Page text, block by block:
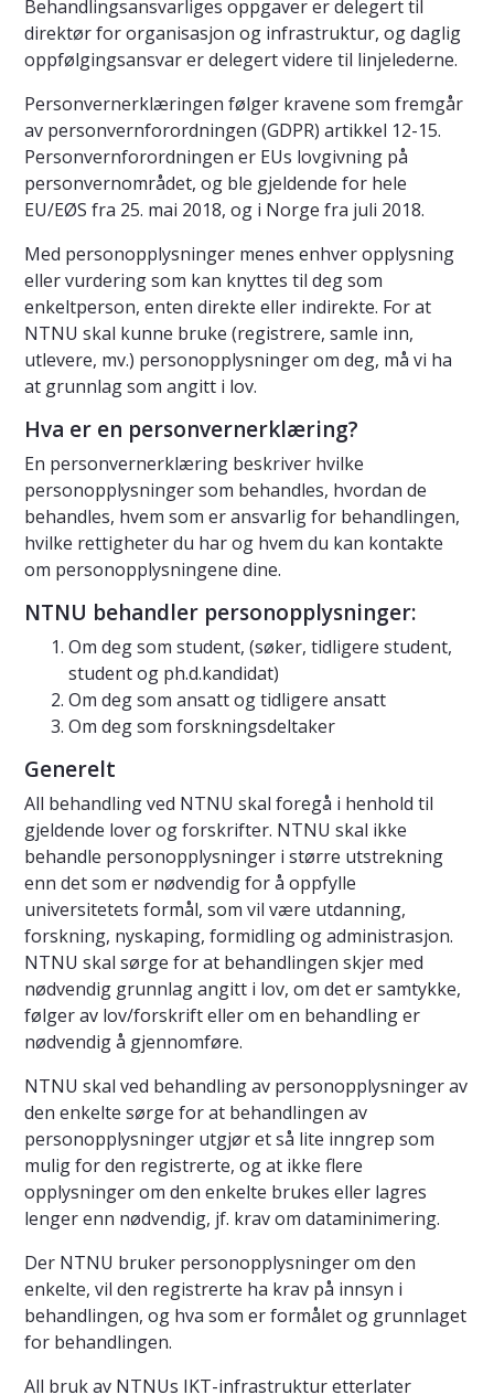
Behandlingsansvarliges oppgaver er delegert til
direktør for organisasjon og infrastruktur, og daglig
oppfølgingsansvar er delegert videre til linjelederne.
Personvernerklæringen følger kravene som fremgår
av personvernforordningen (GDPR) artikkel 12-15.
Personvernforordningen er EUs lovgivning på
personvernområdet, og ble gjeldende for hele
EU/EØS fra 25. mai 2018, og i Norge fra juli 2018.
Med personopplysninger menes enhver opplysning
eller vurdering som kan knyttes til deg som
enkeltperson, enten direkte eller indirekte. For at
NTNU skal kunne bruke (registrere, samle inn,
utlevere, mv.) personopplysninger om deg, må vi ha
at grunnlag som angitt i lov.
Hva er en personvernerklæring?
En personvernerklæring beskriver hvilke
personopplysninger som behandles, hvordan de
behandles, hvem som er ansvarlig for behandlingen,
hvilke rettigheter du har og hvem du kan kontakte
om personopplysningene dine.
NTNU behandler personopplysninger:
Om deg som student, (søker, tidligere student,
student og ph.d.kandidat)
Om deg som ansatt og tidligere ansatt
Om deg som forskningsdeltaker
Generelt
All behandling ved NTNU skal foregå i henhold til
gjeldende lover og forskrifter. NTNU skal ikke
behandle personopplysninger i større utstrekning
enn det som er nødvendig for å oppfylle
universitetets formål, som vil være utdanning,
forskning, nyskaping, formidling og administrasjon.
NTNU skal sørge for at behandlingen skjer med
nødvendig grunnlag angitt i lov, om det er samtykke,
følger av lov/forskrift eller om en behandling er
nødvendig å gjennomføre.
NTNU skal ved behandling av personopplysninger av
den enkelte sørge for at behandlingen av
personopplysninger utgjør et så lite inngrep som
mulig for den registrerte, og at ikke flere
opplysninger om den enkelte brukes eller lagres
lenger enn nødvendig, jf. krav om dataminimering.
Der NTNU bruker personopplysninger om den
enkelte, vil den registrerte ha krav på innsyn i
behandlingen, og hva som er formålet og grunnlaget
for behandlingen.
All bruk av NTNUs IKT-infrastruktur etterlater